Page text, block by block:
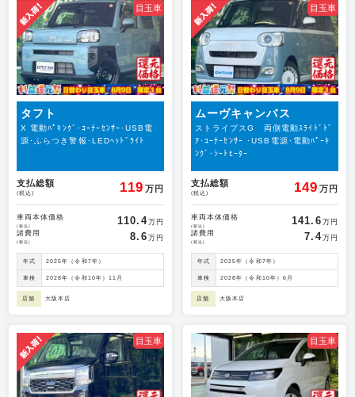
目玉車
タフト
X 電動ﾊﾟｷﾝｸﾞ･ｺｰﾅｰｾﾝｻｰ･USB電
源･ふらつき警報･LEDﾍｯﾄﾞﾗｲﾄ
支払総額
(税込) 119 万円
車両本体価格
(税込) 110.4万円
諸費用
(税込) 8.6 万円
年式 2025年（令和7年）
車検 2028年（令和10年）11月
店舗 大阪本店
目玉車
ムーヴキャンバス
ストライプスG 両側電動ｽﾗｲﾄﾞﾄﾞ
ｱ･ｺｰﾅｰｾﾝｻｰ ･USB電源･電動ﾊﾟｰｷ
ﾝｸﾞ･ｼｰﾄﾋｰﾀｰ
支払総額
(税込) 149 万円
車両本体価格
(税込) 141.6 万円
諸費用
(税込) 7.4万円
年式 2025年（令和7年）
車検 2028年（令和10年）6月
店舗 大阪本店
目玉車 目玉車